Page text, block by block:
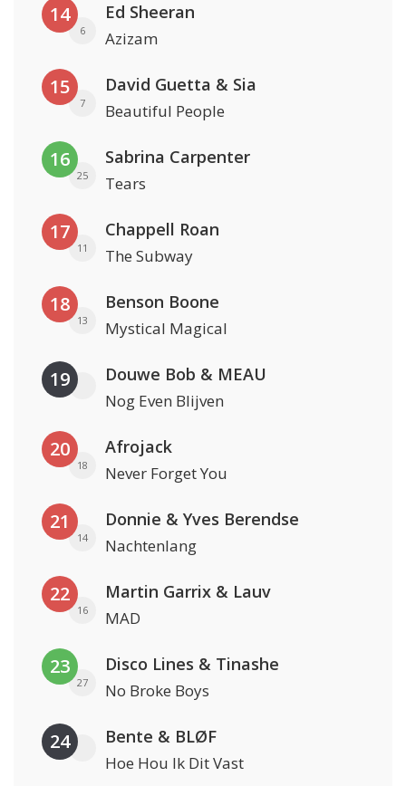
14
6
Ed Sheeran
Azizam
15
7
David Guetta & Sia
Beautiful People
16
25
Sabrina Carpenter
Tears
17
11
Chappell Roan
The Subway
18
13
Benson Boone
Mystical Magical
19 Douwe Bob & MEAU
Nog Even Blijven
20
18
Afrojack
Never Forget You
21
14
Donnie & Yves Berendse
Nachtenlang
22
16
Martin Garrix & Lauv
MAD
23
27
Disco Lines & Tinashe
No Broke Boys
24 Bente & BLØF
Hoe Hou Ik Dit Vast